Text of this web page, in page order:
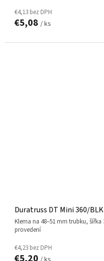
€4,13 bez DPH
€5,08 / ks
Duratruss DT Mini 360/BLK
klema na 48–51 mm trubku, šířka 30 mm, max. nosnost 100 kg, černé
provedení
€4,23 bez DPH